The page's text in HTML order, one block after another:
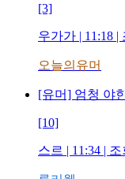
[3]
우가가 | 11:18 |
오늘의유머
[유머] 엄청 야
[10]
스르 | 11:34 | 조